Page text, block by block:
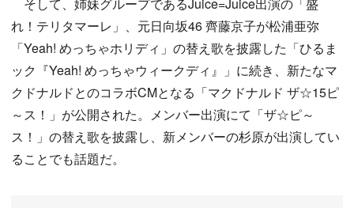
れ！テリタマーレ」、元日向坂46 齊藤京子が松浦亜弥
「Yeah! めっちゃホリディ」の替え歌を披露した「ひるま
ック『Yeah! めっちゃウィークディ』」に続き、新たなマ
クドナルドとのコラボCMとなる「マクドナルド ザ☆15ピ
～ス！」が公開された。メンバー出演にて「ザ☆ピ～
ス！」の替え歌を披露し、新メンバーの杉原が出演してい
ることでも話題だ。